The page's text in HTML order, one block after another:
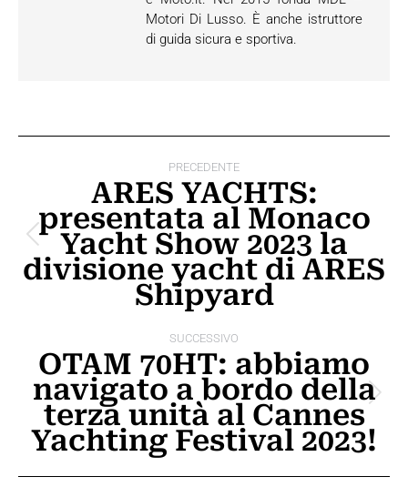
Motori Di Lusso. È anche istruttore
di guida sicura e sportiva.
post
PRECEDENTE
Post
precedente:
ARES YACHTS:
presentata al Monaco
Yacht Show 2023 la
divisione yacht di ARES
Shipyard
SUCCESSIVO
Prossimo
post:
OTAM 70HT: abbiamo
navigato a bordo della
terza unità al Cannes
Yachting Festival 2023!